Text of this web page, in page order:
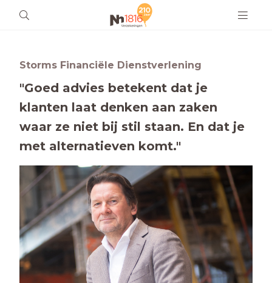
Storms Financiële Dienstverlening
"Goed advies betekent dat je
klanten laat denken aan zaken
waar ze niet bij stil staan. En dat je
met alternatieven komt."